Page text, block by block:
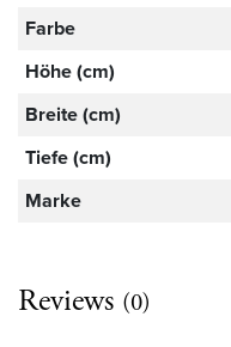
Farbe
Höhe (cm)
Breite (cm)
Tiefe (cm)
Marke
Reviews (0)